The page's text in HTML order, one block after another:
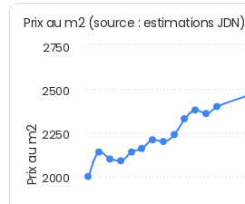
Prix au m2
Prix au m2 (source : estimations JDN)
2000
2250
2500
2750